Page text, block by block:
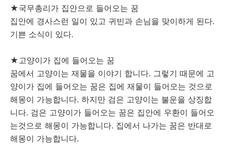
★국무총리가 집안으로 들어오는 꿈
집안에 경사스런 일이 있고 귀빈과 손님을 맞이하게 된다.
기쁜 소식이 있다.
★고양이가 집에 들어오는 꿈
꿈에서 고양이는 재물을 이야기 합니다. 그렇기 때문에 고
양이가 집에 들어오는 꿈은 집에 재물이 들어오는 것으로
해몽이 가능합니다. 하지만 검은 고양이는 불운을 상징합
니다. 검은 고양이가 들어오는 꿈은 집안에 우환이 들어오
는것으로 해몽이 가능합니다. 집에서 나가는 꿈은 반대로
해몽이 가능합니다.